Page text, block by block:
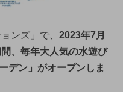
ンズ」で、 2023年7月
、毎年大人気の水遊び
デン」がオープンしま